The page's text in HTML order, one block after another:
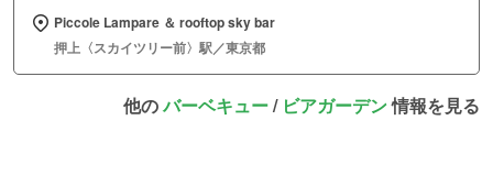
Piccole Lampare ＆ rooftop sky bar
押上〈スカイツリー前〉駅／東京都
他のバーベキュー/ ビアガーデン情報を見る